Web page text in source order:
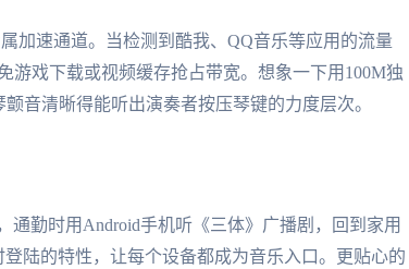
加速通道。当检测到酷我、QQ音乐等应用的流量
游戏下载或视频缓存抢占带宽。想象一下用100M独
音清晰得能听出演奏者按压琴键的力度层次。
通勤时用Android手机听《三体》广播剧，回到家用
陆的特性，让每个设备都成为音乐入口。更贴心的